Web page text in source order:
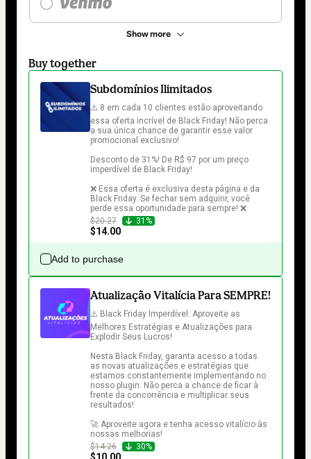
Show more
Buy together
Subdomínios Ilimitados
⚠️ 8 em cada 10 clientes estão aproveitando
essa oferta incrível de Black Friday! Não perca
a sua única chance de garantir esse valor
promocional exclusivo!
Desconto de 31%! De R$ 97 por um preço
imperdível de Black Friday!
❌ Essa oferta é exclusiva desta página e da
Black Friday. Se fechar sem adquirir, você
perde essa oportunidade para sempre! ❌
$20.27
31%
$14.00
Add to purchase
Atualização Vitalícia Para SEMPRE!
⚠️ Black Friday Imperdível: Aproveite as
Melhores Estratégias e Atualizações para
Explodir Seus Lucros!
Nesta Black Friday, garanta acesso a todas
as novas atualizações e estratégias que
estamos constantemente implementando no
nosso plugin. Não perca a chance de ficar à
frente da concorrência e multiplicar seus
resultados!
🚀 Aproveite agora e tenha acesso vitalício às
nossas melhorias!
$14.26
30%